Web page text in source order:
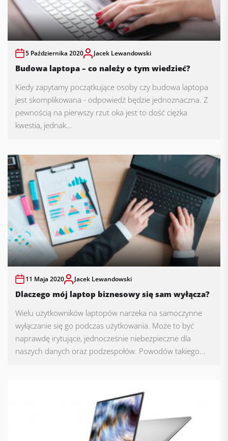
5 Października 2020 Jacek Lewandowski
Budowa laptopa – co należy o tym wiedzieć?
Kiedy zapytamy początkujące osoby czy budowa laptopa
jest skomplikowana - odpowiedź będzie jednoznaczna. Z
pewnością na pierwszy rzut oka jest to dość ciężka
kwestia, jednak...
11 Maja 2020 Jacek Lewandowski
Dlaczego mój laptop biznesowy się sam wyłącza?
Wielu użytkowników laptopów narzeka na samoczynne
wyłączanie się go podczas użytkowania. Może to być
naprawdę irytujące, jednocześnie niebezpieczne dla
naszych danych oraz podzespołów. Powodów takiego...